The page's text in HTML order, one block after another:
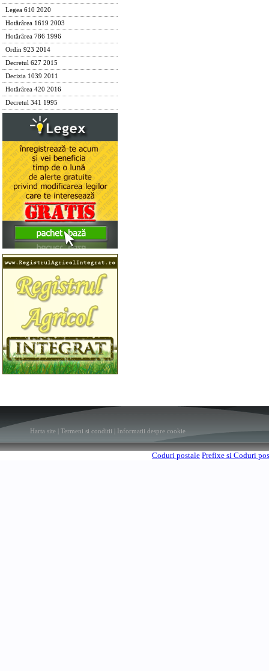
Legea 610 2020
Hotărârea 1619 2003
Hotărârea 786 1996
Ordin 923 2014
Decretul 627 2015
Decizia 1039 2011
Hotărârea 420 2016
Decretul 341 1995
Harta site | Termeni si conditii | Informatii despre cookie
Coduri postale Prefixe si Coduri